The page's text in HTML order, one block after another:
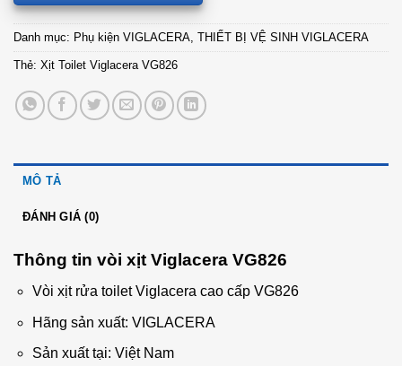
Danh mục: Phụ kiện VIGLACERA, THIẾT BỊ VỆ SINH VIGLACERA
Thẻ: Xịt Toilet Viglacera VG826
MÔ TẢ
ĐÁNH GIÁ (0)
Thông tin vòi xịt Viglacera VG826
Vòi xịt rửa toilet Viglacera cao cấp VG826
Hãng sản xuất: VIGLACERA
Sản xuất tại: Việt Nam